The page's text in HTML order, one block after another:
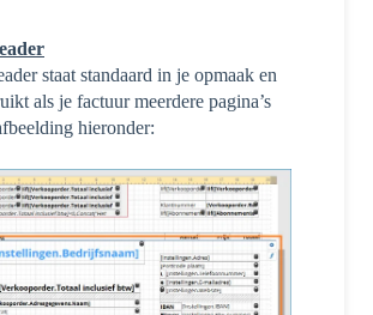
staat standaard in je opmaak en
als je factuur meerdere pagina’s
hieronder: